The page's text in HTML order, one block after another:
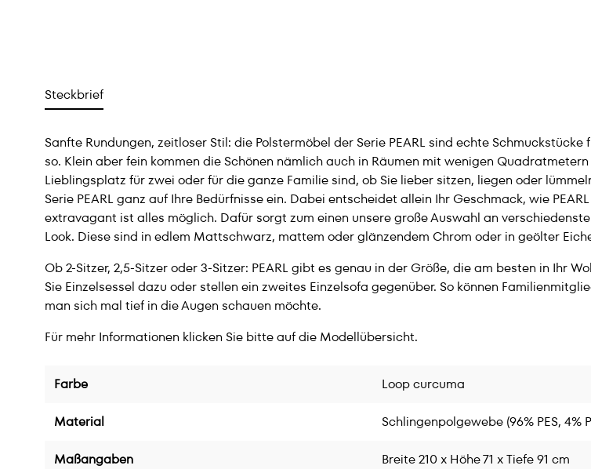
Steckbrief
Sanfte Rundungen, zeitloser Stil: die Polstermöbel der Serie PEARL sind echte
so. Klein aber fein kommen die Schönen nämlich auch in Räumen mit wenigen
Lieblingsplatz für zwei oder für die ganze Familie sind, ob Sie lieber sitzen, liegen oder
Serie PEARL ganz auf Ihre Bedürfnisse ein. Dabei entscheidet allein Ihr Geschmack, wie
extravagant ist alles möglich. Dafür sorgt zum einen unsere große Auswahl an
Look. Diese sind in edlem Mattschwarz, mattem oder glänzendem Chrom oder in geölter
Ob 2-Sitzer, 2,5-Sitzer oder 3-Sitzer: PEARL gibt es genau in der Größe, die am besten in Ihr
Sie Einzelsessel dazu oder stellen ein zweites Einzelsofa gegenüber. So können
man sich mal tief in die Augen schauen möchte.
Für mehr Informationen klicken Sie bitte auf die Modellübersicht.
Farbe Loop curcuma
Material Schlingenpolgewebe (96% PES, 4%
Maßangaben Breite 210 x Höhe 71 x Tiefe 91 cm